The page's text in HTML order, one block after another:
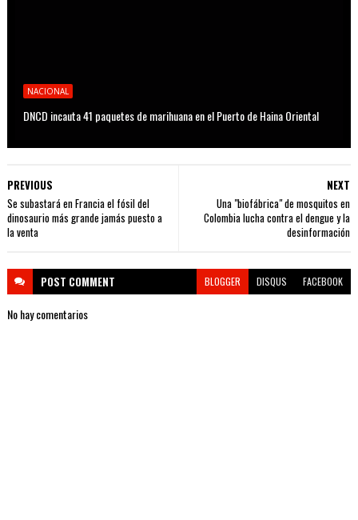
NACIONAL
DNCD incauta 41 paquetes de marihuana en el Puerto de Haina Oriental
NEXT
Una "biofábrica" de mosquitos en
Colombia lucha contra el dengue y la
desinformación
PREVIOUS
Se subastará en Francia el fósil del
dinosaurio más grande jamás puesto a
la venta
POST COMMENT BLOGGER DISQUS FACEBOOK
No hay comentarios